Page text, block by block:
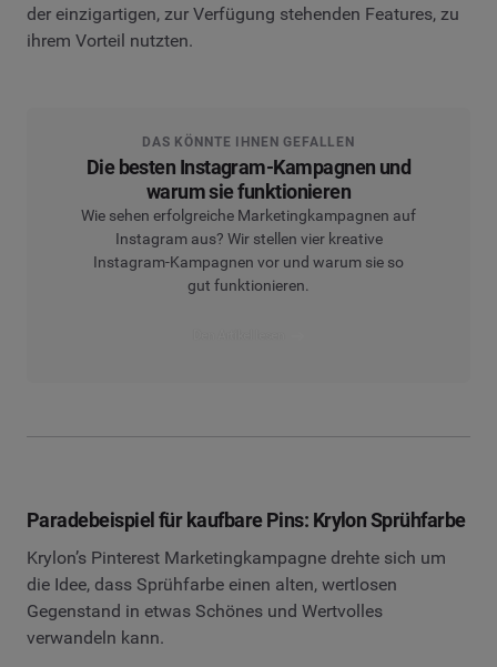
der einzigartigen, zur Verfügung stehenden Features, zu
ihrem Vorteil nutzten.
DAS KÖNNTE IHNEN GEFALLEN
Die besten Instagram-Kampagnen und
warum sie funktionieren
Wie sehen erfolgreiche Marketingkampagnen auf
Instagram aus? Wir stellen vier kreative
Instagram-Kampagnen vor und warum sie so
gut funktionieren.
Paradebeispiel für kaufbare Pins: Krylon Sprühfarbe
Krylon’s Pinterest Marketingkampagne drehte sich um
die Idee, dass Sprühfarbe einen alten, wertlosen
Gegenstand in etwas Schönes und Wertvolles
verwandeln kann.